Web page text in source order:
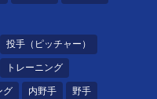
投手（ピッチャー）
トレーニング
グ 内野手 野手